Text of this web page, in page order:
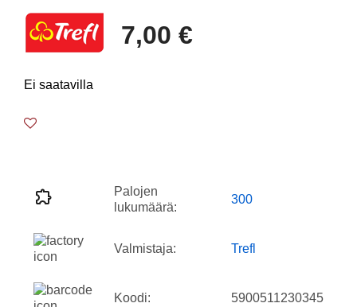
7,00 €
Ei saatavilla
Palojen
lukumäärä:
300
Valmistaja: Trefl
Koodi: 5900511230345